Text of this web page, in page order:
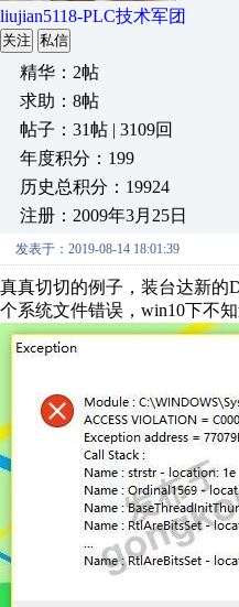
liujian5118-PLC技术军团
关注 私信
精华：2帖
求助：8帖
帖子：31帖 | 3109回
年度积分：199
历史总积分：19924
注册：2009年3月25日
发表于：2019-08-14 18:01:39
真真切切的例子，装台达新的
个系统文件错误，win10下不